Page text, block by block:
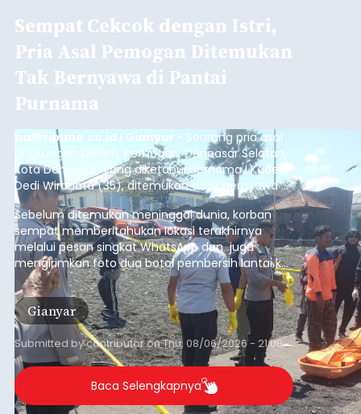
Sempat Cekcok dengan Istri,
Pria Asal Pemogan Ditemukan
Tak Bernyawa di Pantai
Purnama
balitribune.co.id I Gianyar - Seorang pria asal
Lingkungan Dalem, Pemogan, Denpasar Selatan,
Kota Denpasar, yang diketahui bernama I Kadek
Dedi Wiranata (35), ditemukan tidak bernyawa di
pesisir Pantai Purnama, Sukawati.
Sebelum ditemukan meninggal dunia, korban
sempat memberitahukan lokasi terakhirnya
melalui pesan singkat WhatsApp dan juga
mengirimkan foto dua botol pembersih lantai ke
istrinya.
Gianyar
Submitted bycontributoronThu, 08/06/2026 - 21:06
Baca Selengkapnya